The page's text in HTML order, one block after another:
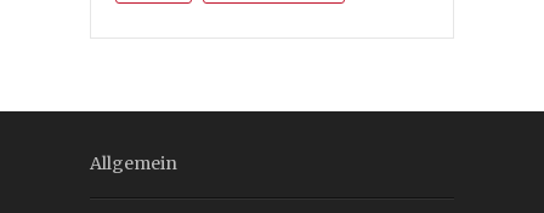
Allgemein